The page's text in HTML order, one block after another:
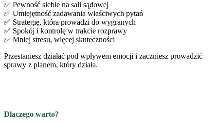
✅ Pewność siebie na sali sądowej
✅ Umiejętność zadawania właściwych pytań
✅ Strategię, która prowadzi do wygranych
✅ Spokój i kontrolę w trakcie rozprawy
✅ Mniej stresu, więcej skuteczności
Przestaniesz działać pod wpływem emocji i zaczniesz prowadzić
sprawy z planem, który działa.
Dlaczego warto?